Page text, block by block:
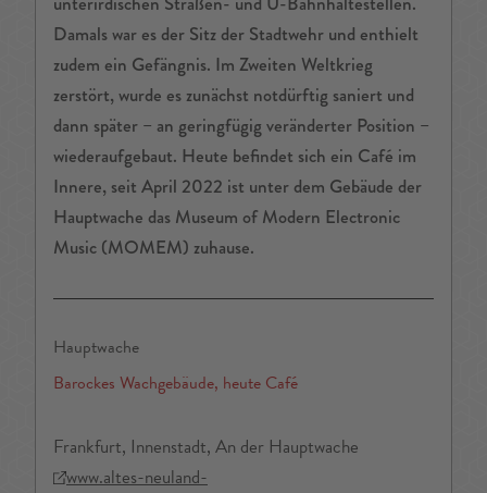
Damals war es der Sitz der Stadtwehr und enthielt
zudem ein Gefängnis. Im Zweiten Weltkrieg
zerstört, wurde es zunächst notdürftig saniert und
dann später – an geringfügig veränderter Position –
wiederaufgebaut. Heute befindet sich ein Café im
Innere, seit April 2022 ist unter dem Gebäude der
Hauptwache das Museum of Modern Electronic
Music (MOMEM) zuhause.
Hauptwache
Barockes Wachgebäude, heute Café
Frankfurt, Innenstadt, An der Hauptwache
www.altes-neuland-